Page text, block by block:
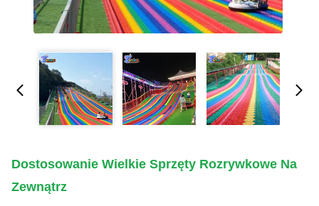
Dostosowanie Wielkie Sprzęty Rozrywkowe Na
Zewnątrz